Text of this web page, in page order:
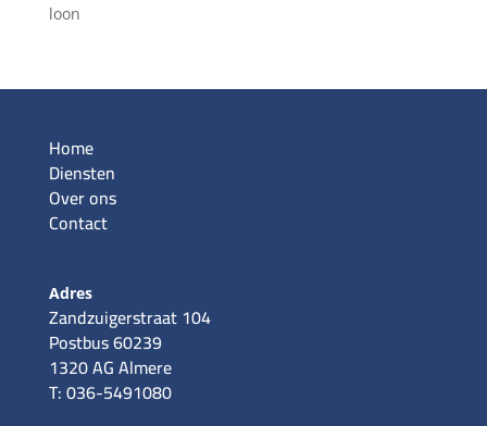
loon
Home
Diensten
Over ons
Contact
Adres
Zandzuigerstraat 104
Postbus 60239
1320 AG Almere
T: 036-5491080